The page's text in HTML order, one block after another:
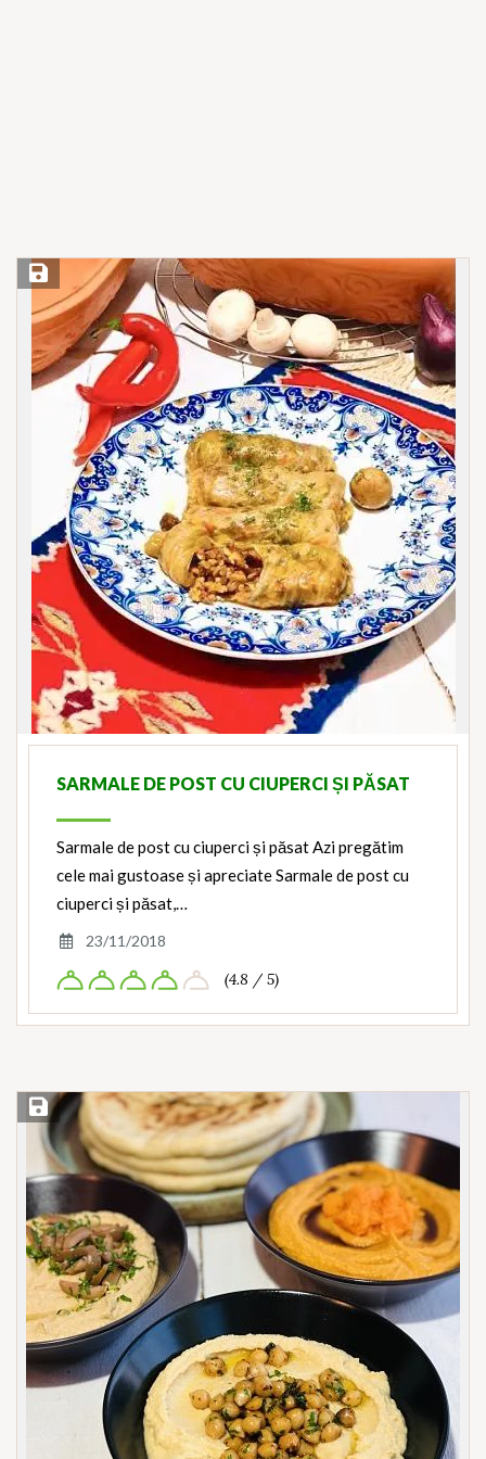
Save Recipe
SARMALE DE POST CU CIUPERCI ȘI PĂSAT
Sarmale de post cu ciuperci și păsat Azi pregătim
cele mai gustoase și apreciate Sarmale de post cu
ciuperci și păsat,…
23/11/2018
(4.8 / 5)
Save Recipe